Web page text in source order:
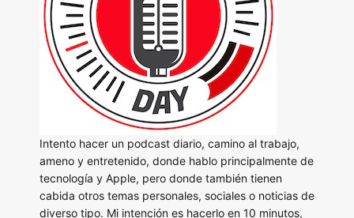
Intento hacer un podcast diario, camino al trabajo,
ameno y entretenido, donde hablo principalmente de
tecnología y Apple, pero donde también tienen
cabida otros temas personales, sociales o noticias de
diverso tipo. Mi intención es hacerlo en 10 minutos,